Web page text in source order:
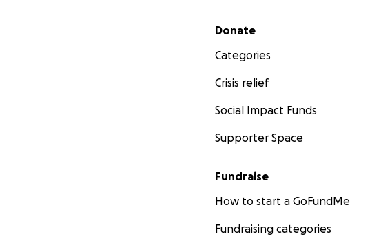
Secondary menu
Donate
Categories
Crisis relief
Social Impact Funds
Supporter Space
Fundraise
How to start a GoFundMe
Fundraising categories